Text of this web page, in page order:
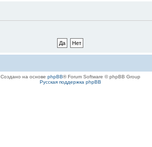
Создано на основе phpBB® Forum Software © phpBB Group
Русская поддержка phpBB